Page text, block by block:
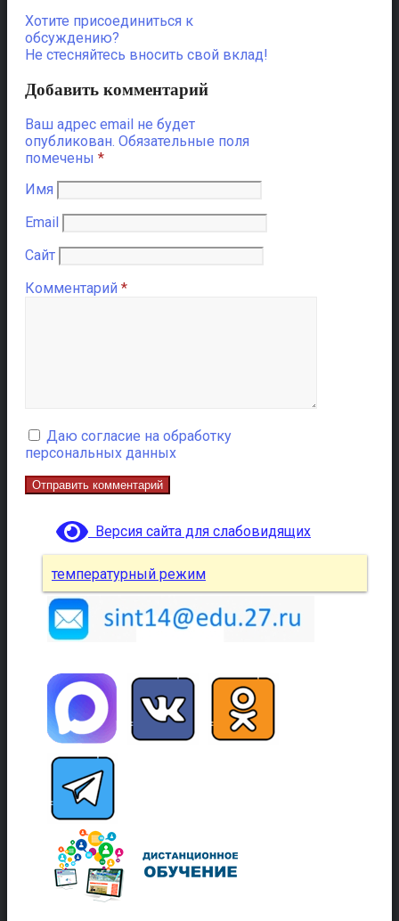
Хотите присоединиться к
обсуждению?
Не стесняйтесь вносить свой вклад!
Добавить комментарий
Ваш адрес email не будет
опубликован. Обязательные поля
помечены *
Имя
Email
Сайт
Комментарий *
Даю согласие на обработку
персональных данных
Версия сайта для слабовидящих
температурный режим